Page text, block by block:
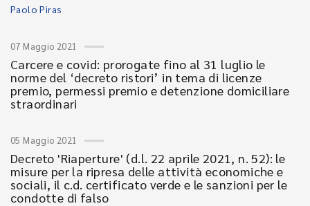
Paolo Piras
07 Maggio 2021
Carcere e covid: prorogate fino al 31 luglio le
norme del ‘decreto ristori’ in tema di licenze
premio, permessi premio e detenzione domiciliare
straordinari
05 Maggio 2021
Decreto 'Riaperture' (d.l. 22 aprile 2021, n. 52): le
misure per la ripresa delle attività economiche e
sociali, il c.d. certificato verde e le sanzioni per le
condotte di falso